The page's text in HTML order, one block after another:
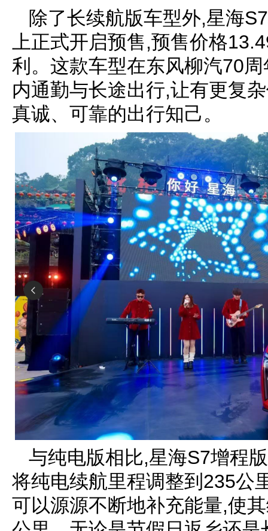
除了长续航版车型外,星海
上正式开启预售,预售价格
利。这款车型在东风柳汽70
内通勤与长途出行,让有更复
真诚、可靠的出行知己。
与纯电版相比,星海S7增程
将纯电续航里程调整到235公
可以源源不断地补充能量,使